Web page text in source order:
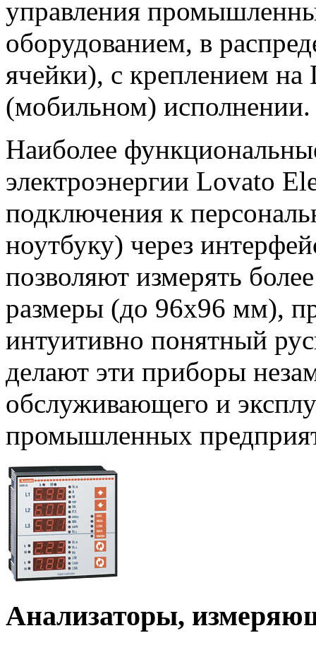
управления
оборудованием, в
ячейки), с креплением
(мобильном) исполнении.
Наиболее
электроэнергии Lovato
подключения к
ноутбуку) через
позволяют измерять
размеры (до 96х96 мм),
интуитивно понятный
делают эти приборы
обслуживающего и
промышленных
Анализаторы,